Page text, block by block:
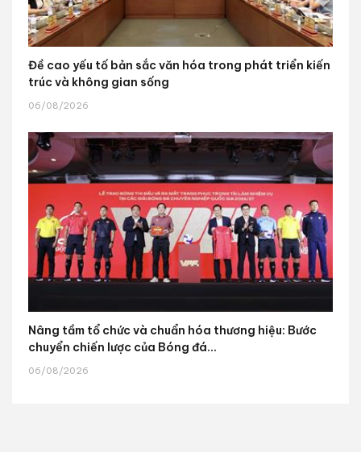
Đề cao yếu tố bản sắc văn hóa trong phát triển kiến
trúc và không gian sống
06/08/2026
Nâng tầm tổ chức và chuẩn hóa thương hiệu: Bước
chuyển chiến lược của Bóng đá...
06/08/2026